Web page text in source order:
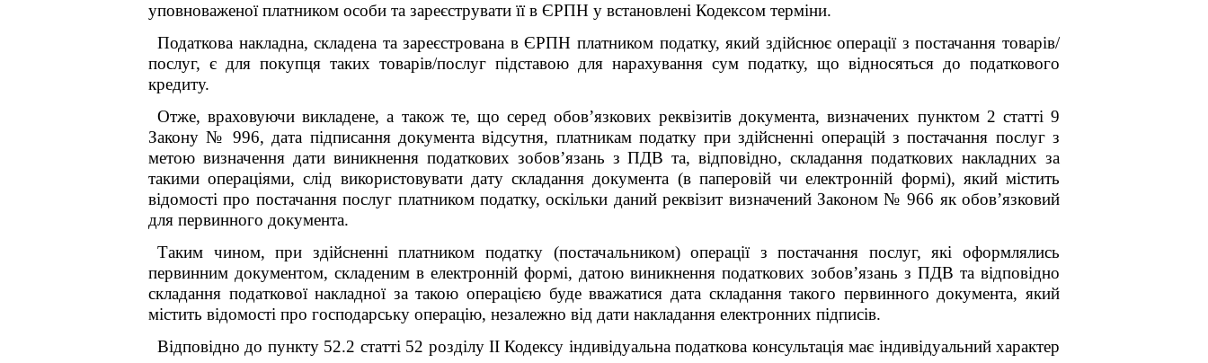
уповноваженої платником особи та зареєструвати її в ЄРПН у встановлені Кодексом терміни.
Податкова накладна, складена та зареєстрована в ЄРПН платником податку, який здійснює операції з постачання товарів/
послуг, є для покупця таких товарів/послуг підставою для нарахування сум податку, що відносяться до податкового
кредиту.
Отже, враховуючи викладене, а також те, що серед обов’язкових реквізитів документа, визначених пунктом 2 статті 9
Закону № 996, дата підписання документа відсутня, платникам податку при здійсненні операцій з постачання послуг з
метою визначення дати виникнення податкових зобов’язань з ПДВ та, відповідно, складання податкових накладних за
такими операціями, слід використовувати дату складання документа (в паперовій чи електронній формі), який містить
відомості про постачання послуг платником податку, оскільки даний реквізит визначений Законом № 966 як обов’язковий
для первинного документа.
Таким чином, при здійсненні платником податку (постачальником) операції з постачання послуг, які оформлялись
первинним документом, складеним в електронній формі, датою виникнення податкових зобов’язань з ПДВ та відповідно
складання податкової накладної за такою операцією буде вважатися дата складання такого первинного документа, який
містить відомості про господарську операцію, незалежно від дати накладання електронних підписів.
Відповідно до пункту 52.2 статті 52 розділу ІІ Кодексу індивідуальна податкова консультація має індивідуальний характер